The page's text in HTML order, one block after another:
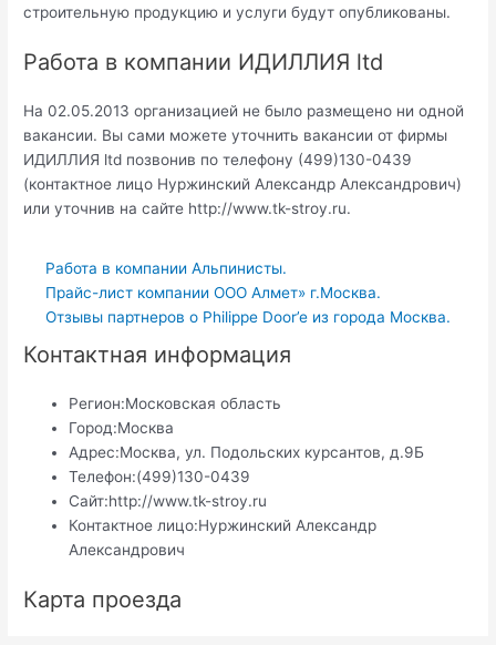
строительную продукцию и услуги будут опубликованы.
Работа в компании ИДИЛЛИЯ ltd
На 02.05.2013 организацией не было размещено ни одной
вакансии. Вы сами можете уточнить вакансии от фирмы
ИДИЛЛИЯ ltd позвонив по телефону (499)130-0439
(контактное лицо Нуржинский Александр Александрович)
или уточнив на сайте http://www.tk-stroy.ru.
Работа в компании Альпинисты.
Прайс-лист компании ООО Алмет» г.Москва.
Отзывы партнеров о Philippe Door’e из города Москва.
Контактная информация
Регион:Московская область
Город:Москва
Адрес:Москва, ул. Подольских курсантов, д.9Б
Телефон:(499)130-0439
Сайт:http://www.tk-stroy.ru
Контактное лицо:Нуржинский Александр
Александрович
Карта проезда